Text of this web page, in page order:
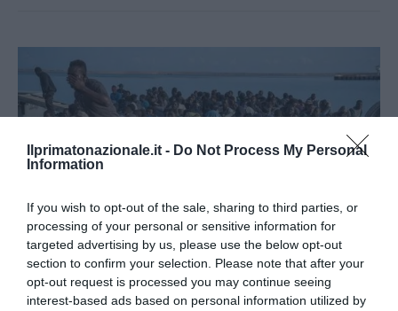
Ilprimatonazionale.it - Do Not Process My Personal
Information
If you wish to opt-out of the sale, sharing to third parties, or
processing of your personal or sensitive information for
targeted advertising by us, please use the below opt-out
section to confirm your selection. Please note that after your
opt-out request is processed you may continue seeing
interest-based ads based on personal information utilized by